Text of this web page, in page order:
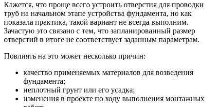
Кажется, что проще всего устроить отверстия для проводки
труб на начальном этапе устройства фундамента, но как
показала практика, такой вариант не всегда выполним.
Зачастую это связано с тем, что запланированный размер
отверстий в итоге не соответствует заданным параметрам.
Повлиять на это может несколько причин:
качество применяемых материалов для возведения
фундамента;
неплотный грунт или его усадка;
изменения в проекте по ходу выполнения монтажных